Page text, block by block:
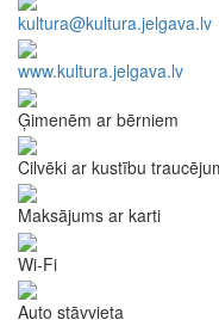
kultura@kultura.jelgava.lv
www.kultura.jelgava.lv
Ģimenēm ar bērniem
Cilvēki ar kustību
Maksājums ar karti
Wi-Fi
Auto stāvvieta